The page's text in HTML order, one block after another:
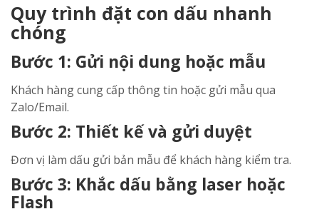
Quy trình đặt con dấu nhanh
chóng
Bước 1: Gửi nội dung hoặc mẫu
Khách hàng cung cấp thông tin hoặc gửi mẫu qua
Zalo/Email.
Bước 2: Thiết kế và gửi duyệt
Đơn vị làm dấu gửi bản mẫu để khách hàng kiểm tra.
Bước 3: Khắc dấu bằng laser hoặc
Flash